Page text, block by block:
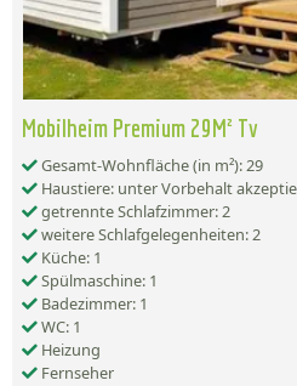
Mobilheim Premium 29M² Tv
Gesamt-Wohnfläche (in m²): 29
Haustiere: unter Vorbehalt
getrennte Schlafzimmer: 2
weitere Schlafgelegenheiten: 2
Küche: 1
Spülmaschine: 1
Badezimmer: 1
WC: 1
Heizung
Fernseher